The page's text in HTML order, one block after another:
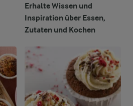
Erhalte Wissen und
Inspiration über Essen,
Zutaten und Kochen